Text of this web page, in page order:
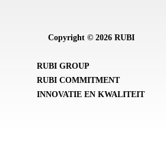
Copyright © 2026 RUBI
RUBI GROUP
RUBI COMMITMENT
INNOVATIE EN KWALITEIT